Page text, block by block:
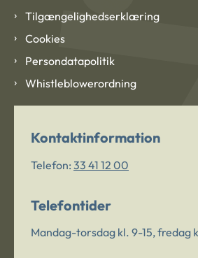
Tilgængelighedserklæring
Cookies
Persondatapolitik
Whistleblowerordning
Kontaktinformation
Telefon: 33 41 12 00
Telefontider
Mandag-torsdag kl. 9-15, fredag